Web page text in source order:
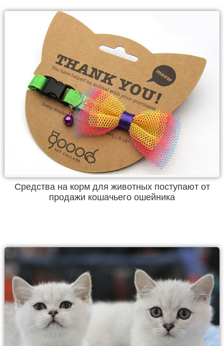
Средства на корм для животных поступают от
продажи кошачьего ошейника